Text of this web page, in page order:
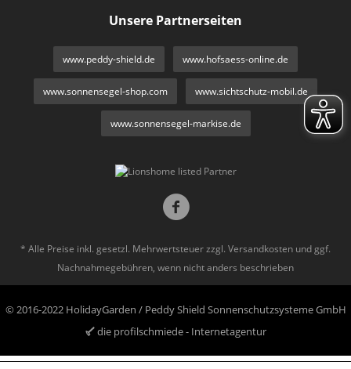
Unsere Partnerseiten
www.peddy-shield.de www.hofsaess-online.de
www.sonnensegel-shop.com www.sichtschutz-mobil.de
www.sonnensegel-markise.de
* Alle Preise inkl. gesetzl. Mehrwertsteuer zzgl. Versandkosten und ggf.
Nachnahmegebühren, wenn nicht anders beschrieben
© 2016-2022 HolidayGarden / Peddy Shield Sonnenschutzsysteme GmbH
die profilschmiede - Internetagentur